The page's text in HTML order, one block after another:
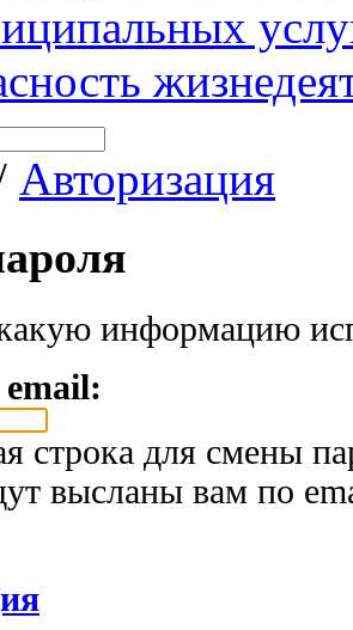
Авторизация
информацию
строка для смены
высланы вам по